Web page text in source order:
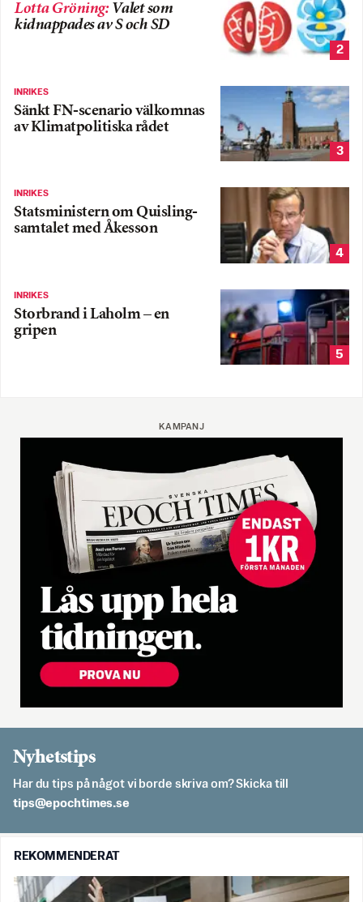
Lotta Gröning: Valet som
kidnappades av S och SD
2
INRIKES
Sänkt FN-scenario välkomnas
av Klimatpolitiska rådet
3
INRIKES
Statsministern om Quisling-
samtalet med Åkesson
4
INRIKES
Storbrand i Laholm – en
gripen
5
KAMPANJ
Nyhetstips
Har du tips på något vi borde skriva om? Skicka till
es.semithcope@spit
REKOMMENDERAT